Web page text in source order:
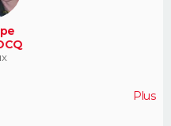
Plus